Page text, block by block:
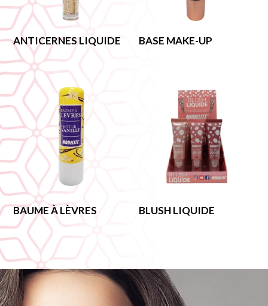
ANTICERNES LIQUIDE BASE MAKE-UP
BAUME À LÈVRES BLUSH LIQUIDE